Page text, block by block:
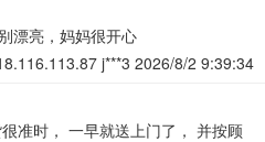
漂亮，妈妈很开心
j***3 2026/8/2 9:39:34
准时， 一早就送上门了， 并按顾